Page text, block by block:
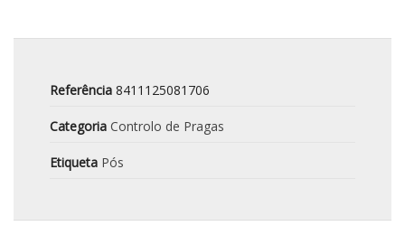
Referência 8411125081706
Categoria Controlo de Pragas
Etiqueta Pós